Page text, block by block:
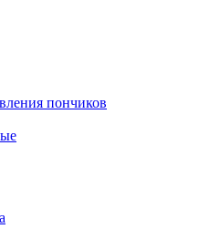
пончиков